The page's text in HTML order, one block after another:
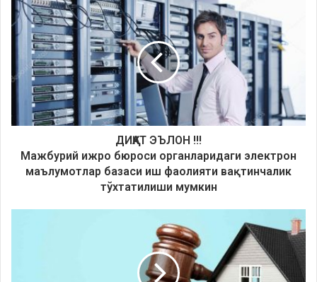
ДИҚҚАТ ЭЪЛОН !!!
Мажбурий ижро бюроси органларидаги электрон
маълумотлар базаси иш фаолияти вақтинчалик
тўхтатилиши мумкин